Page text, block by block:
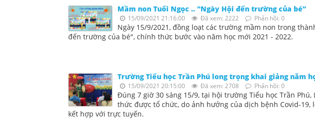
Mầm non Tuổi Ngọc .. "Ngày Hội đến trường của bé”
15/09/2021 21:16:00 Đã xem: 2222 Phản hồi: 0
Ngày 15/9/2021, đồng loạt các trường mầm non trong
đến trường của bé", chính thức bước vào năm học mới 2021 - 2022.
Trường Tiểu học Trần Phú long trọng khai giảng năm
15/09/2021 20:15:00 Đã xem: 2708 Phản hồi: 0
Đúng 7 giờ 30 sáng 15/9, tại hội trường Tiểu học Trần Phú,
thức được tổ chức, do ảnh hưởng của dịch bệnh Covid-
kết hợp với trực tuyến.